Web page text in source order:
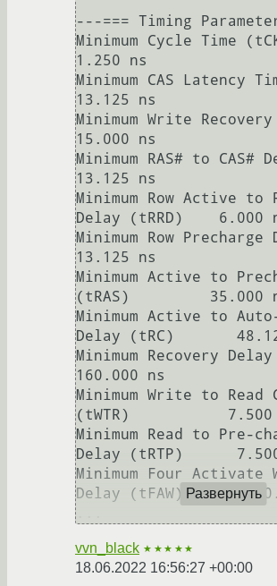
---=== Timing
Minimum Cycle Time
1.250 ns
Minimum CAS Latency
13.125 ns
Minimum Write
15.000 ns
Minimum RAS# to CAS#
13.125 ns
Minimum Row Active to
Delay (tRRD)    6.000
Minimum Row
13.125 ns
Minimum Active to
(tRAS)         35.000
Minimum Active to
Delay (tRC)
Minimum Recovery
160.000 ns
Minimum Write to Read
(tWTR)           7.500
Minimum Read to Pre-
Delay (tRTP)
Minimum Four Activate
Delay (tFAW) Развернуть
vvn_black ★★★★★
18.06.2022 16:56:27 +00:00